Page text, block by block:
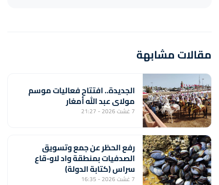
مقالات مشابهة
الجديدة.. افتتاح فعاليات موسم
مولاي عبد الله أمغار
7 غشت 2026 - 21:27
رفع الحظر عن جمع وتسويق
الصدفيات بمنطقة واد لاو-قاع
سراس (كتابة الدولة)
7 غشت 2026 - 16:35